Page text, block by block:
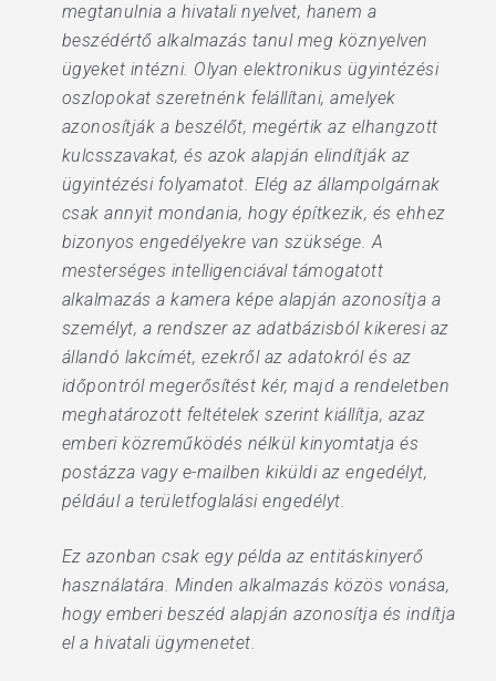
megtanulnia a hivatali nyelvet, hanem a
beszédértő alkalmazás tanul meg köznyelven
ügyeket intézni. Olyan elektronikus ügyintézési
oszlopokat szeretnénk felállítani, amelyek
azonosítják a beszélőt, megértik az elhangzott
kulcsszavakat, és azok alapján elindítják az
ügyintézési folyamatot. Elég az állampolgárnak
csak annyit mondania, hogy építkezik, és ehhez
bizonyos engedélyekre van szüksége. A
mesterséges intelligenciával támogatott
alkalmazás a kamera képe alapján azonosítja a
személyt, a rendszer az adatbázisból kikeresi az
állandó lakcímét, ezekről az adatokról és az
időpontról megerősítést kér, majd a rendeletben
meghatározott feltételek szerint kiállítja, azaz
emberi közreműködés nélkül kinyomtatja és
postázza vagy e-mailben kiküldi az engedélyt,
például a területfoglalási engedélyt.
Ez azonban csak egy példa az entitáskinyerő
használatára. Minden alkalmazás közös vonása,
hogy emberi beszéd alapján azonosítja és indítja
el a hivatali ügymenetet.